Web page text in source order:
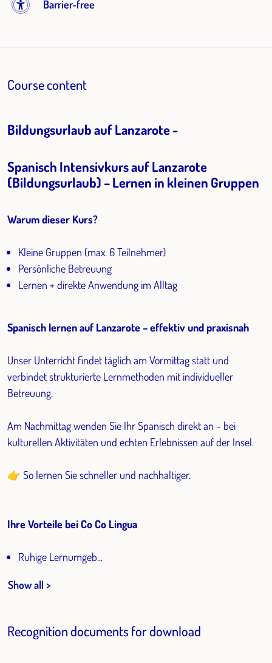
Barrier-free
Course content
Bildungsurlaub auf Lanzarote -
Spanisch Intensivkurs auf Lanzarote
(Bildungsurlaub) – Lernen in kleinen Gruppen
Warum dieser Kurs?
Kleine Gruppen (max. 6 Teilnehmer)
Persönliche Betreuung
Lernen + direkte Anwendung im Alltag
Spanisch lernen auf Lanzarote – effektiv und praxisnah
Unser Unterricht findet täglich am Vormittag statt und
verbindet strukturierte Lernmethoden mit individueller
Betreuung.
Am Nachmittag wenden Sie Ihr Spanisch direkt an – bei
kulturellen Aktivitäten und echten Erlebnissen auf der Insel.
👉 So lernen Sie schneller und nachhaltiger.
Ihre Vorteile bei Co Co Lingua
Ruhige Lernumgeb...
Show all >
Recognition documents for download